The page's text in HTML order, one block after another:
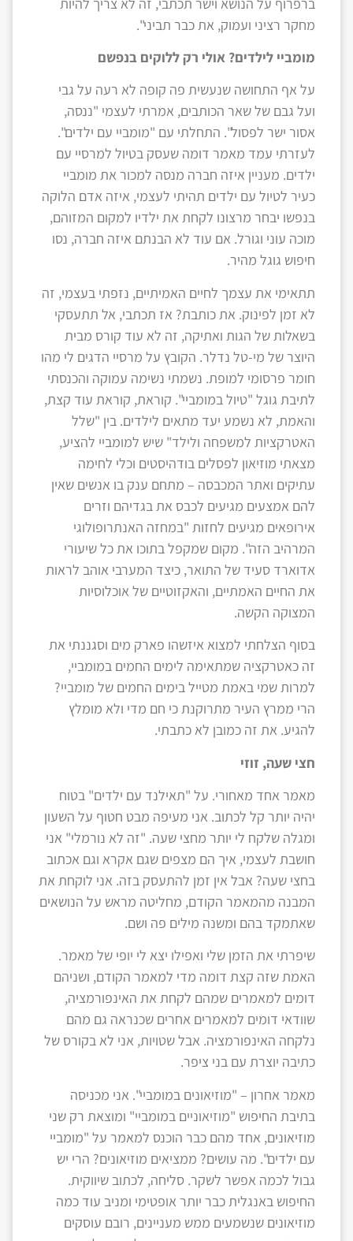
מחקר רציני ועמוק, את כבר תביני".
מומביי לילדים? אולי רק ללוקים בנפשם
על אף התחושה שנעשית פה קופה לא רעה על גבי
ועל גבם של שאר הכותבים, אמרתי לעצמי "ננסה,
אסור ישר לפסול". התחלתי עם "מומביי עם ילדים".
לעזרתי עמד מאמר דומה שעסק בטיול למרסיי עם
ילדים. מעניין איזה חברה מנסה למכור את מומביי
כעיר לטיול עם ילדים תהיתי לעצמי, איזה אדם הלוקה
בנפשו יבחר מרצונו לקחת את ילדיו למקום המזוהם,
מוכה עוני וגורל. אם עוד לא הבנתם איזה חברה, נסו
חיפוש גוגל מהיר.
תתאימי את עצמך לחיים האמיתיים, נזפתי בעצמי, זה
לא זמן לפינוק. את כותבת? אז תכתבי, אל תתעסקי
בשאלות של הגות ואתיקה, זה לא עוד קורס מבית
היוצר של מי-טל נדלר. הקובץ על מרסיי הדגים לי מהו
חומר פרסומי למופת. נשמתי נשימה עמוקה והכנסתי
לתיבת גוגל "טיול במומביי". קוראת, קוראת עוד קצת,
והאמת, לא נשמע יעד מתאים לילדים. בין "שלל
האטרקציות למשפחה ולילד" שיש למומביי להציע,
מצאתי מוזיאון לפסלים בודהיסטים וכלי לחימה
עתיקים ואתר המכבסה – מתחם ענק בו אנשים שאין
להם אמצעים מגיעים לכבס את בגדיהם וזרים
אירופאים מגיעים לחזות "במחזה האנתרופולוגי
המרהיב הזה". מקום שמקפל בתוכו את כל שיעורי
אדוארד סעיד של התואר, כיצד המערבי אוהב לראות
את החיים האמתיים, והאקזוטיים של אוכלוסיות
המצוקה הקשה.
בסוף הצלחתי למצוא איזשהו פארק מים וסגננתי את
זה כאטרקציה שמתאימה לימים החמים במומביי,
למרות שמי באמת מטייל בימים החמים של מומביי?
הרי ממרץ העיר מתרוקנת כי חם מדי ולא מומלץ
להגיע. את זה כמובן לא כתבתי.
חצי שעה, זוזי
מאמר אחד מאחורי. על "תאילנד עם ילדים" בטוח
יהיה יותר קל לכתוב. אני מעיפה מבט חטוף על השעון
ומגלה שלקח לי יותר מחצי שעה. "זה לא נורמלי" אני
חושבת לעצמי, איך הם מצפים שגם אקרא וגם אכתוב
בחצי שעה? אבל אין זמן להתעסק בזה. אני לוקחת את
המבנה מהמאמר הקודם, מחליטה מראש על הנושאים
שאתמקד בהם ומשנה מילים פה ושם.
שיפרתי את הזמן שלי ואפילו יצא לי יופי של מאמר.
האמת שזה קצת דומה מדי למאמר הקודם, ושניהם
דומים למאמרים שמהם לקחת את האינפורמציה,
שוודאי דומים למאמרים אחרים שכנראה גם מהם
נלקחה האינפורמציה. אבל שטויות, אני לא בקורס של
כתיבה יוצרת עם בני ציפר.
מאמר אחרון – "מוזיאונים במומביי". אני מכניסה
בתיבת החיפוש "מוזיאוניים במומביי" ומוצאת רק שני
מוזיאונים, אחד מהם כבר הוכנס למאמר על "מומביי
עם ילדים". מה עושים? ממציאים מוזיאונים? הרי יש
גבול לכמה אפשר לשקר. סליחה, לכתוב שיווקית.
החיפוש באנגלית כבר יותר אופטימי ומניב עוד כמה
מוזיאונים שנשמעים ממש מעניינים, רובם עוסקים